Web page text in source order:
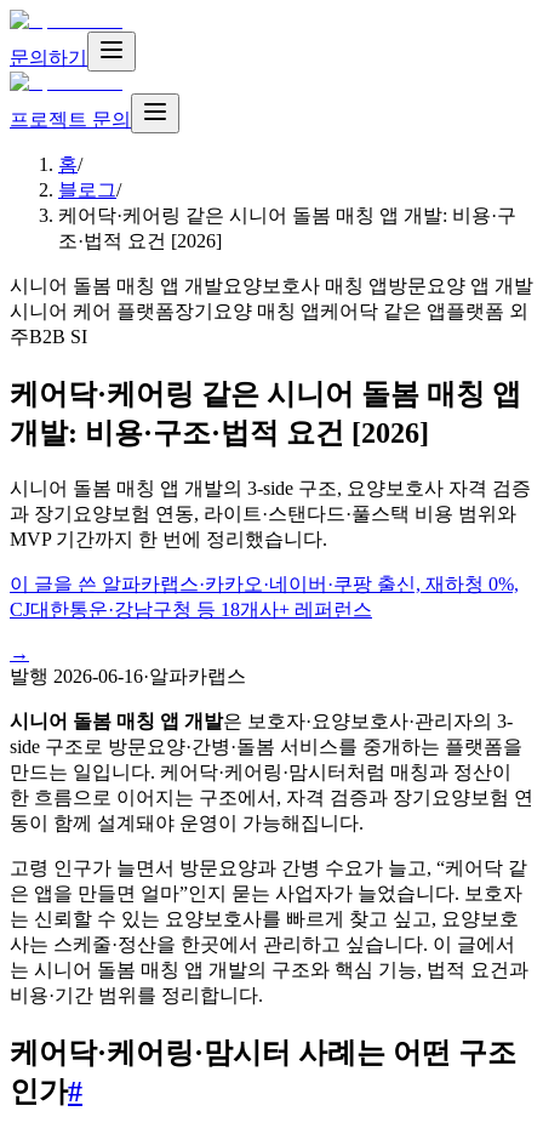
문의하기
프로젝트 문의
홈/
블로그/
케어닥·케어링 같은 시니어 돌봄 매칭 앱 개발: 비용·구
조·법적 요건 [2026]
시니어 돌봄 매칭 앱 개발요양보호사 매칭 앱방문요양 앱 개발
시니어 케어 플랫폼장기요양 매칭 앱케어닥 같은 앱플랫폼 외
주B2B SI
케어닥·케어링 같은 시니어 돌봄 매칭 앱
개발: 비용·구조·법적 요건 [2026]
시니어 돌봄 매칭 앱 개발의 3-side 구조, 요양보호사 자격 검증
과 장기요양보험 연동, 라이트·스탠다드·풀스택 비용 범위와
MVP 기간까지 한 번에 정리했습니다.
이 글을 쓴 알파카랩스·카카오·네이버·쿠팡 출신, 재하청 0%,
CJ대한통운·강남구청 등 18개사+ 레퍼런스
→
발행 2026-06-16·알파카랩스
시니어 돌봄 매칭 앱 개발은 보호자·요양보호사·관리자의 3-
side 구조로 방문요양·간병·돌봄 서비스를 중개하는 플랫폼을
만드는 일입니다. 케어닥·케어링·맘시터처럼 매칭과 정산이
한 흐름으로 이어지는 구조에서, 자격 검증과 장기요양보험 연
동이 함께 설계돼야 운영이 가능해집니다.
고령 인구가 늘면서 방문요양과 간병 수요가 늘고, “케어닥 같
은 앱을 만들면 얼마”인지 묻는 사업자가 늘었습니다. 보호자
는 신뢰할 수 있는 요양보호사를 빠르게 찾고 싶고, 요양보호
사는 스케줄·정산을 한곳에서 관리하고 싶습니다. 이 글에서
는 시니어 돌봄 매칭 앱 개발의 구조와 핵심 기능, 법적 요건과
비용·기간 범위를 정리합니다.
케어닥·케어링·맘시터 사례는 어떤 구조
인가#